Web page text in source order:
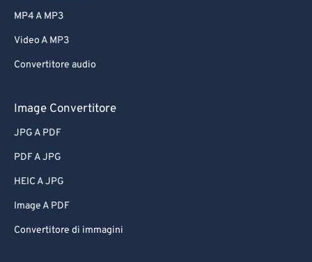
MP4 A MP3
Video A MP3
Convertitore audio
Image Convertitore
JPG A PDF
PDF A JPG
HEIC A JPG
Image A PDF
Convertitore di immagini